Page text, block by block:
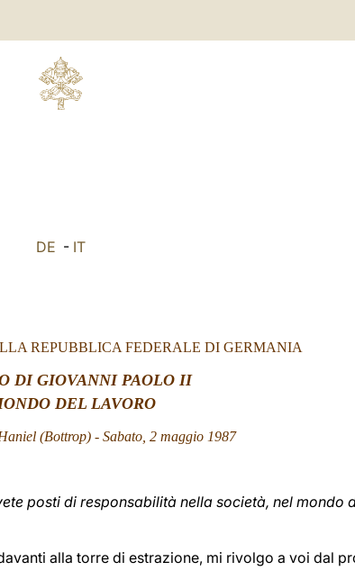
DE - IT
REPUBBLICA FEDERALE DI GERMANIA
DI GIOVANNI PAOLO II
DEL LAVORO
(Bottrop) - Sabato, 2 maggio 1987
posti di responsabilità nella società, nel mondo
alla torre di estrazione, mi rivolgo a voi dal